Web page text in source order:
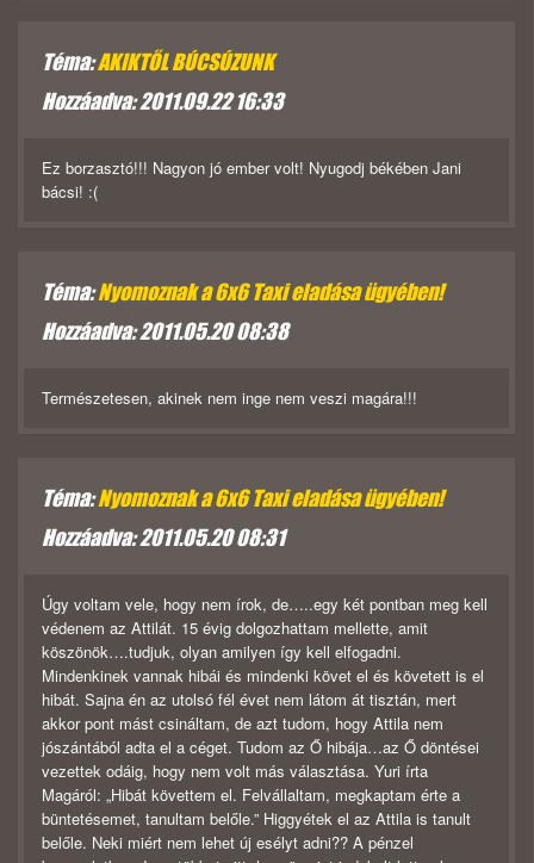
Téma:AKIKTŐL BÚCSÚZUNK
Hozzáadva: 2011.09.22 16:33
Ez borzasztó!!! Nagyon jó ember volt! Nyugodj békében Jani
bácsi! :(
Téma:Nyomoznak a 6x6 Taxi eladása ügyében!
Hozzáadva: 2011.05.20 08:38
Természetesen, akinek nem inge nem veszi magára!!!
Téma:Nyomoznak a 6x6 Taxi eladása ügyében!
Hozzáadva: 2011.05.20 08:31
Úgy voltam vele, hogy nem írok, de…..egy két pontban meg kell
védenem az Attilát. 15 évig dolgozhattam mellette, amit
köszönök….tudjuk, olyan amilyen így kell elfogadni.
Mindenkinek vannak hibái és mindenki követ el és követett is el
hibát. Sajna én az utolsó fél évet nem látom át tisztán, mert
akkor pont mást csináltam, de azt tudom, hogy Attila nem
jószántából adta el a céget. Tudom az Ő hibája…az Ő döntései
vezettek odáig, hogy nem volt más választása. Yuri írta
Magáról: „Hibát követtem el. Felvállaltam, megkaptam érte a
büntetésemet, tanultam belőle.” Higgyétek el az Attila is tanult
belőle. Neki miért nem lehet új esélyt adni?? A pénzel